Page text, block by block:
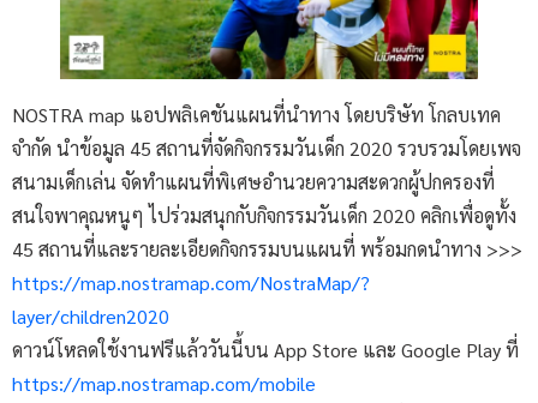
NOSTRA map แอปพลิเคชันแผนที่นำทาง โดยบริษัท โกลบเทค
จำกัด นำข้อมูล 45 สถานที่จัดกิจกรรมวันเด็ก 2020 รวบรวมโดยเพจ
สนามเด็กเล่น จัดทำแผนที่พิเศษอำนวยความสะดวกผู้ปกครองที่
สนใจพาคุณหนูๆ ไปร่วมสนุกกับกิจกรรมวันเด็ก 2020 คลิกเพื่อดูทั้ง
45 สถานที่และรายละเอียดกิจกรรมบนแผนที่ พร้อมกดนำทาง >>>
https://map.nostramap.com/NostraMap/?
layer/children2020
ดาวน์โหลดใช้งานฟรีแล้ววันนี้บน App Store และ Google Play ที่
https://map.nostramap.com/mobile